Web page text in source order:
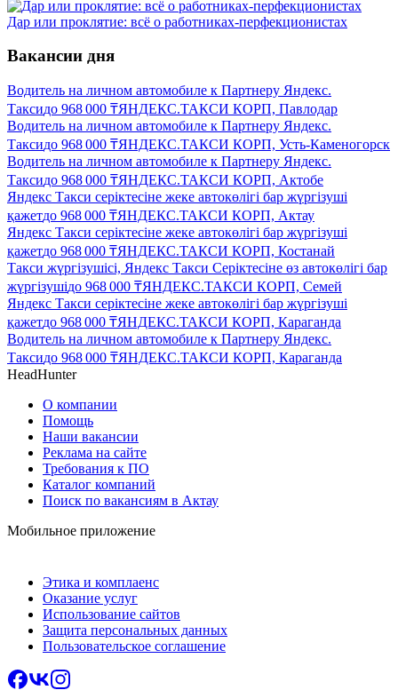
Дар или проклятие: всё о работниках-перфекционистах
Вакансии дня
Водитель на личном автомобиле к Партнеру Яндекс.
Таксидо 968 000 ₸ЯНДЕКС.ТАКСИ КОРП, Павлодар
Водитель на личном автомобиле к Партнеру Яндекс.
Таксидо 968 000 ₸ЯНДЕКС.ТАКСИ КОРП, Усть-Каменогорск
Водитель на личном автомобиле к Партнеру Яндекс.
Таксидо 968 000 ₸ЯНДЕКС.ТАКСИ КОРП, Актобе
Яндекс Такси серіктесіне жеке автокөлігі бар жүргізуші
қажетдо 968 000 ₸ЯНДЕКС.ТАКСИ КОРП, Актау
Яндекс Такси серіктесіне жеке автокөлігі бар жүргізуші
қажетдо 968 000 ₸ЯНДЕКС.ТАКСИ КОРП, Костанай
Такси жүргізушісі, Яндекс Такси Серіктесіне өз автокөлігі бар
жүргізушідо 968 000 ₸ЯНДЕКС.ТАКСИ КОРП, Семей
Яндекс Такси серіктесіне жеке автокөлігі бар жүргізуші
қажетдо 968 000 ₸ЯНДЕКС.ТАКСИ КОРП, Караганда
Водитель на личном автомобиле к Партнеру Яндекс.
Таксидо 968 000 ₸ЯНДЕКС.ТАКСИ КОРП, Караганда
HeadHunter
О компании
Помощь
Наши вакансии
Реклама на сайте
Требования к ПО
Каталог компаний
Поиск по вакансиям в Актау
Мобильное приложение
Этика и комплаенс
Оказание услуг
Использование сайтов
Защита персональных данных
Пользовательское соглашение